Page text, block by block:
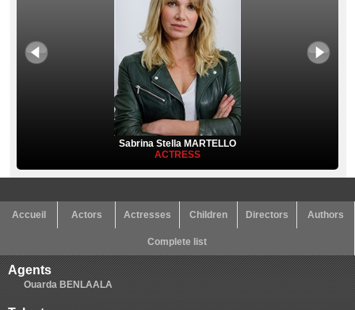
Sabrina Stella MARTELLO
ACTRESS
Accueil Actors Actresses Children Directors Authors
Complete list
Agents
Ouarda BENLAALA